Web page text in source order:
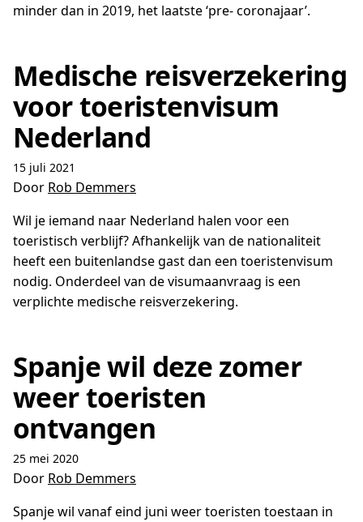
minder dan in 2019, het laatste ‘pre- coronajaar’.
Medische reisverzekering
voor toeristenvisum
Nederland
15 juli 2021
Door Rob Demmers
Wil je iemand naar Nederland halen voor een
toeristisch verblijf? Afhankelijk van de nationaliteit
heeft een buitenlandse gast dan een toeristenvisum
nodig. Onderdeel van de visumaanvraag is een
verplichte medische reisverzekering.
Spanje wil deze zomer
weer toeristen
ontvangen
25 mei 2020
Door Rob Demmers
Spanje wil vanaf eind juni weer toeristen toestaan in